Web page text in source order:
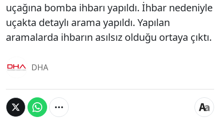
uçağına bomba ihbarı yapıldı. İhbar nedeniyle
uçakta detaylı arama yapıldı. Yapılan
aramalarda ihbarın asılsız olduğu ortaya çıktı.
DHA